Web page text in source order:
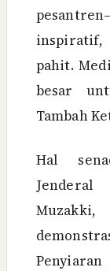
pahit.
besar
Tambah
Hal
Jenderal